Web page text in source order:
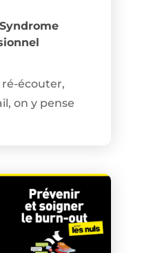
ré-écouter,
on y pense